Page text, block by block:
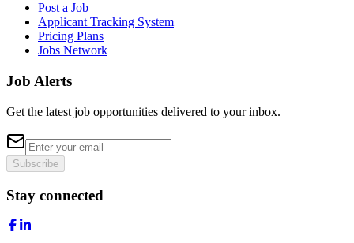
Post a Job
Applicant Tracking System
Pricing Plans
Jobs Network
Job Alerts
Get the latest job opportunities delivered to your inbox.
Subscribe
Stay connected